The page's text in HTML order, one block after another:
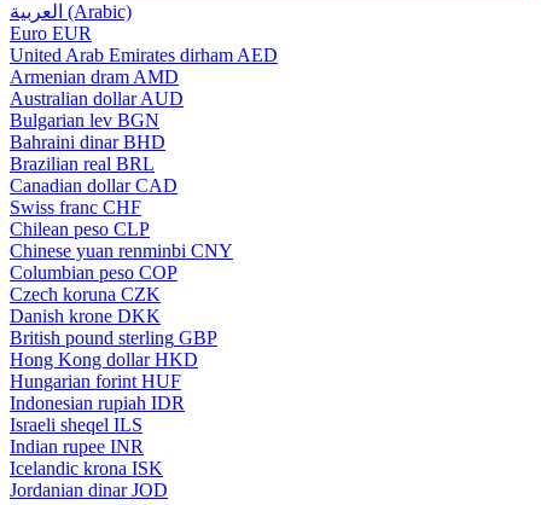
العربية (Arabic)
Euro EUR
United Arab Emirates dirham AED
Armenian dram AMD
Australian dollar AUD
Bulgarian lev BGN
Bahraini dinar BHD
Brazilian real BRL
Canadian dollar CAD
Swiss franc CHF
Chilean peso CLP
Chinese yuan renminbi CNY
Columbian peso COP
Czech koruna CZK
Danish krone DKK
British pound sterling GBP
Hong Kong dollar HKD
Hungarian forint HUF
Indonesian rupiah IDR
Israeli sheqel ILS
Indian rupee INR
Icelandic krona ISK
Jordanian dinar JOD